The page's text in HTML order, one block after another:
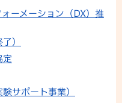
ーメーション（DX）推
）
定
サポート事業）